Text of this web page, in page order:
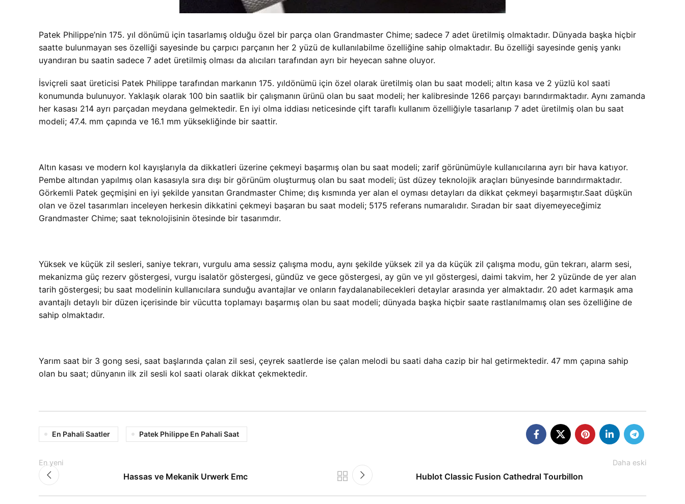
Patek Philippe’nin 175. yıl dönümü için tasarlamış olduğu özel bir parça olan Grandmaster Chime; sadece 7 adet üretilmiş olmaktadır. Dünyada başka hiçbir
saatte bulunmayan ses özelliği sayesinde bu çarpıcı parçanın her 2 yüzü de kullanılabilme özelliğine sahip olmaktadır. Bu özelliği sayesinde geniş yankı
uyandıran bu saatin sadece 7 adet üretilmiş olması da alıcıları tarafından ayrı bir heyecan sahne oluyor.
İsviçreli saat üreticisi Patek Philippe tarafından markanın 175. yıldönümü için özel olarak üretilmiş olan bu saat modeli; altın kasa ve 2 yüzlü kol saati
konumunda bulunuyor. Yaklaşık olarak 100 bin saatlik bir çalışmanın ürünü olan bu saat modeli; her kalibresinde 1266 parçayı barındırmaktadır. Aynı zamanda
her kasası 214 ayrı parçadan meydana gelmektedir. En iyi olma iddiası neticesinde çift taraflı kullanım özelliğiyle tasarlanıp 7 adet üretilmiş olan bu saat
modeli; 47.4. mm çapında ve 16.1 mm yüksekliğinde bir saattir.
Altın kasası ve modern kol kayışlarıyla da dikkatleri üzerine çekmeyi başarmış olan bu saat modeli; zarif görünümüyle kullanıcılarına ayrı bir hava katıyor.
Pembe altından yapılmış olan kasasıyla sıra dışı bir görünüm oluşturmuş olan bu saat modeli; üst düzey teknolojik araçları bünyesinde barındırmaktadır.
Görkemli Patek geçmişini en iyi şekilde yansıtan Grandmaster Chime; dış kısmında yer alan el oyması detayları da dikkat çekmeyi başarmıştır.Saat düşkün
olan ve özel tasarımları inceleyen herkesin dikkatini çekmeyi başaran bu saat modeli; 5175 referans numaralıdır. Sıradan bir saat diyemeyeceğimiz
Grandmaster Chime; saat teknolojisinin ötesinde bir tasarımdır.
Yüksek ve küçük zil sesleri, saniye tekrarı, vurgulu ama sessiz çalışma modu, aynı şekilde yüksek zil ya da küçük zil çalışma modu, gün tekrarı, alarm sesi,
mekanizma güç rezerv göstergesi, vurgu isalatör göstergesi, gündüz ve gece göstergesi, ay gün ve yıl göstergesi, daimi takvim, her 2 yüzünde de yer alan
tarih göstergesi; bu saat modelinin kullanıcılara sunduğu avantajlar ve onların faydalanabilecekleri detaylar arasında yer almaktadır. 20 adet karmaşık ama
avantajlı detaylı bir düzen içerisinde bir vücutta toplamayı başarmış olan bu saat modeli; dünyada başka hiçbir saate rastlanılmamış olan ses özelliğine de
sahip olmaktadır.
Yarım saat bir 3 gong sesi, saat başlarında çalan zil sesi, çeyrek saatlerde ise çalan melodi bu saati daha cazip bir hal getirmektedir. 47 mm çapına sahip
olan bu saat; dünyanın ilk zil sesli kol saati olarak dikkat çekmektedir.
En Pahali Saatler Patek Philippe En Pahali Saat
En yeni
Hassas ve Mekanik Urwerk Emc
Daha eski
Hublot Classic Fusion Cathedral Tourbillon